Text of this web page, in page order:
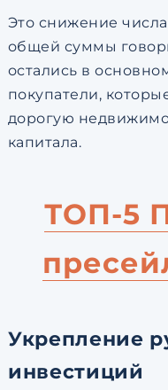
Это снижение
общей суммы
остались в
покупатели,
дорогую
капитала.
ТОП-5
Укрепление
инвестиций